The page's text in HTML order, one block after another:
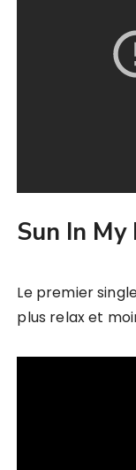
Sun In My
Le premier
plus relax et